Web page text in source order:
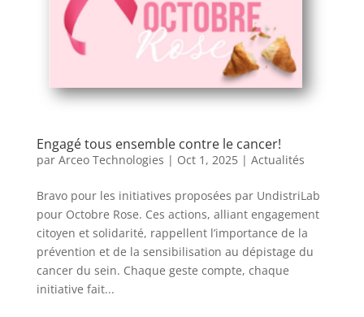
Engagé tous ensemble contre le cancer!
par Arceo Technologies | Oct 1, 2025| Actualités
Bravo pour les initiatives proposées par UndistriLab
pour Octobre Rose. Ces actions, alliant engagement
citoyen et solidarité, rappellent l’importance de la
prévention et de la sensibilisation au dépistage du
cancer du sein. Chaque geste compte, chaque
initiative fait...